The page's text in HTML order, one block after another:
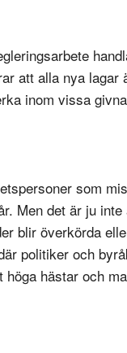
att alla nya lagar
inom vissa
som
Men det är ju
blir överkörda
politiker och
hästar och